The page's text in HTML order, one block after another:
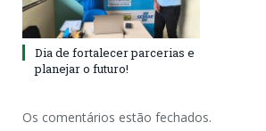
Dia de fortalecer parcerias e
planejar o futuro!
Os comentários estão fechados.